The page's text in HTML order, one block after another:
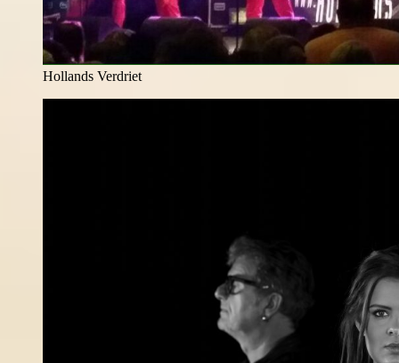
Hollands Verdriet